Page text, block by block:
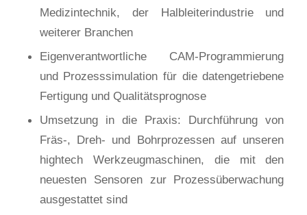
Medizintechnik, der Halbleiterindustrie und
weiterer Branchen
Eigenverantwortliche CAM-Programmierung
und Prozesssimulation für die datengetriebene
Fertigung und Qualitätsprognose
Umsetzung in die Praxis: Durchführung von
Fräs-, Dreh- und Bohrprozessen auf unseren
hightech Werkzeugmaschinen, die mit den
neuesten Sensoren zur Prozessüberwachung
ausgestattet sind